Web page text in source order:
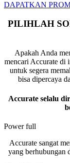
DAPATKAN
PILIHLAH
Apakah Anda
mencari Accurate di
untuk segera
bisa dipercaya
Accurate selalu
Power full
Accurate sangat
yang berhubungan